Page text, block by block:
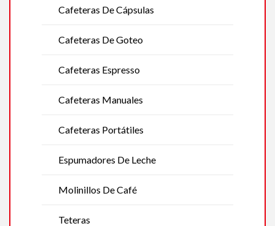
Cafeteras De Cápsulas
Cafeteras De Goteo
Cafeteras Espresso
Cafeteras Manuales
Cafeteras Portátiles
Espumadores De Leche
Molinillos De Café
Teteras